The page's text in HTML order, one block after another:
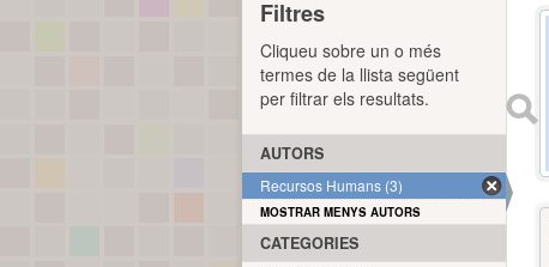
Filtres
Cliqueu sobre un o més
termes de la llista següent
per filtrar els resultats.
AUTORS
Recursos Humans (3)
MOSTRAR MENYS AUTORS
CATEGORIES